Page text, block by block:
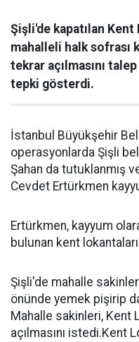
Şişli'de kapatılan Kent
mahalleli halk sofrası
tekrar açılmasını
tepki gösterdi.
İstanbul Büyükşehir
operasyonlarda Şişli
Şahan da tutuklanmış
Cevdet Ertürkmen
Ertürkmen, kayyum
bulunan kent lokantaları
Şişli'de mahalle
önünde yemek pişirip
Mahalle sakinleri, Kent
açılmasını istedi.Kent